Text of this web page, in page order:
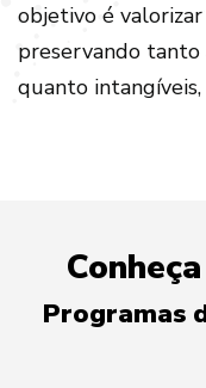
objetivo é
preservando tanto
quanto
Programas